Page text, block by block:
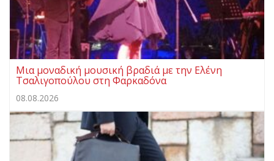
Μια μοναδική μουσική βραδιά με την Ελένη
Τσαλιγοπούλου στη Φαρκαδόνα
08.08.2026